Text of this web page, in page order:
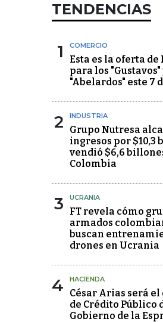
TENDENCIAS
1 COMERCIO
Esta es la oferta
para los "Gustavos"
"Abelardos" este 7
2 INDUSTRIA
Grupo Nutresa
ingresos por $10,3
vendió $6,6
Colombia
3 UCRANIA
FT revela cómo
armados
buscan
drones en Ucrania
4 HACIENDA
César Arias será
de Crédito Público
Gobierno de la